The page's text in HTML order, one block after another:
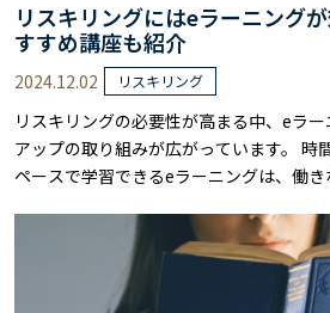
リスキリングにはeラーニング
すすめ講座も紹介
2024.12.02 リスキリング
リスキリングの必要性が高まる中、eラ
アップの取り組みが広がっています。 時
ペースで学習できるeラーニングは、働
る理由から、おすすめの講座、効果的な
す。 政府による支援制度の活用方法も含
リスキリングの進め方を具体的にお伝……